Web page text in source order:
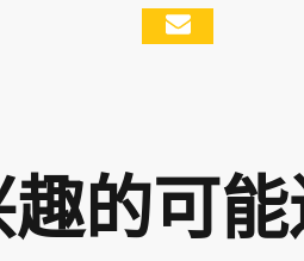
趣的可